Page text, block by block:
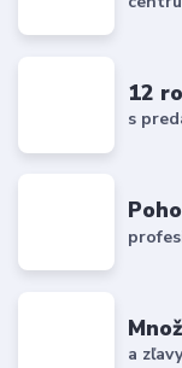
12
s
a